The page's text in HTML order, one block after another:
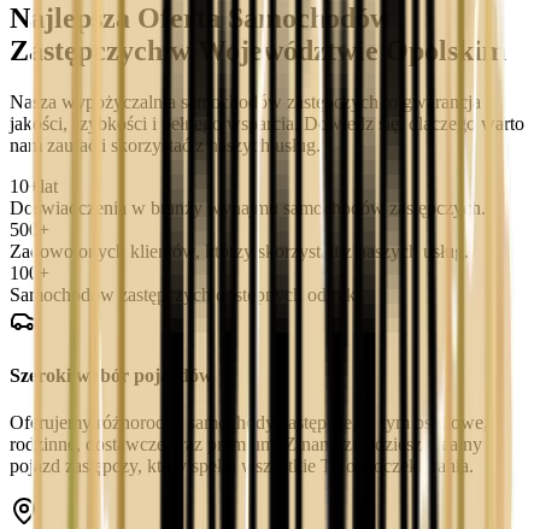
Najlepsza Oferta Samochodów
Zastępczych w Województwie Opolskim
Nasza wypożyczalnia samochodów zastępczych to gwarancja
jakości, szybkości i pełnego wsparcia. Dowiedz się, dlaczego warto
nam zaufać i skorzystać z naszych usług.
10+ lat
Doświadczenia w branży wynajmu samochodów zastępczych.
500+
Zadowolonych klientów, którzy skorzystali z naszych usług.
100+
Samochodów zastępczych dostępnych od ręki.
Szeroki wybór pojazdów
Oferujemy różnorodne samochody zastępcze, w tym osobowe,
rodzinne, dostawcze oraz premium. Z nami znajdziesz idealny
pojazd zastępczy, który spełni wszystkie Twoje oczekiwania.